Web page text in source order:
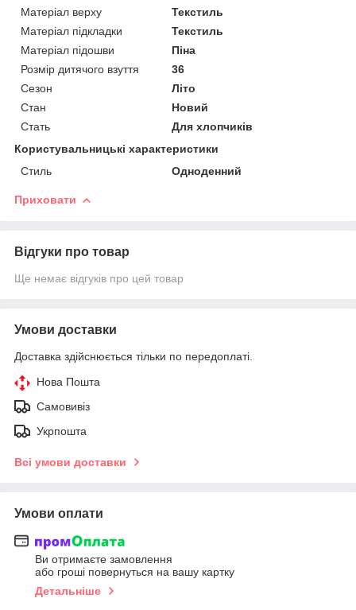
Матеріал верху
Текстиль
Матеріал підкладки
Текстиль
Матеріал підошви
Піна
Розмір дитячого взуття
36
Сезон
Літо
Стан
Новий
Стать
Для хлопчиків
Користувальницькі характеристики
Стиль
Одноденний
Приховати
Відгуки про товар
Ще немає відгуків про цей товар
Умови доставки
Доставка здійснюється тільки по передоплаті.
Нова Пошта
Самовивіз
Укрпошта
Всі умови доставки
Умови оплати
Ви отримаєте замовлення
або гроші повернуться на вашу картку
Детальніше